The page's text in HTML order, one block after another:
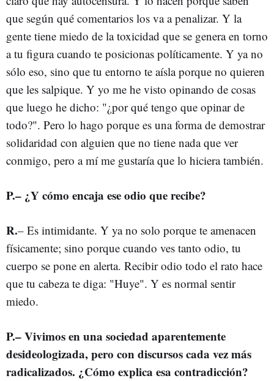
que según qué comentarios los va a penalizar. Y la
gente tiene miedo de la toxicidad que se genera en torno
a tu figura cuando te posicionas políticamente. Y ya no
sólo eso, sino que tu entorno te aísla porque no quieren
que les salpique. Y yo me he visto opinando de cosas
que luego he dicho: "¿por qué tengo que opinar de
todo?". Pero lo hago porque es una forma de demostrar
solidaridad con alguien que no tiene nada que ver
conmigo, pero a mí me gustaría que lo hiciera también.
P.– ¿Y cómo encaja ese odio que recibe?
R.– Es intimidante. Y ya no solo porque te amenacen
físicamente; sino porque cuando ves tanto odio, tu
cuerpo se pone en alerta. Recibir odio todo el rato hace
que tu cabeza te diga: "Huye". Y es normal sentir
miedo.
P.– Vivimos en una sociedad aparentemente
desideologizada, pero con discursos cada vez más
radicalizados. ¿Cómo explica esa contradicción?